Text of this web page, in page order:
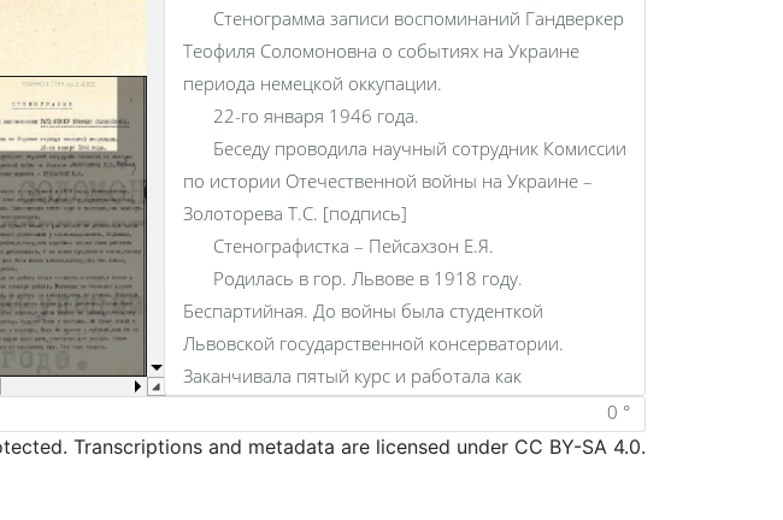
Transcriptions and metadata are licensed under CC BY-SA 4.0.